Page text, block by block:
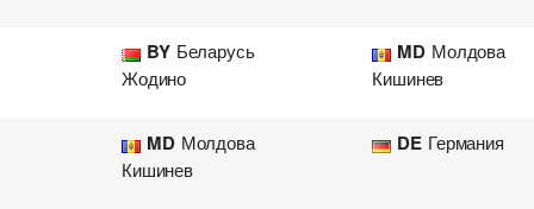
Добавить груз для
Добавить транспорт для
BY Беларусь
Жодино
MD Молдова
Кишинев
MD Молдова
Кишинев
DE Германия
Узнать стоимость перевозки
Разместить транспорт для